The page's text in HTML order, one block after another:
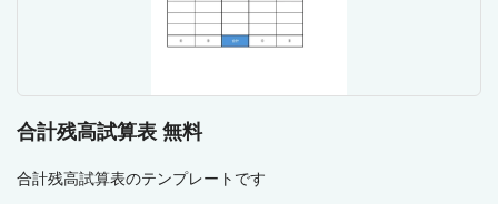
合計残高試算表 無料
合計残高試算表のテンプレートです